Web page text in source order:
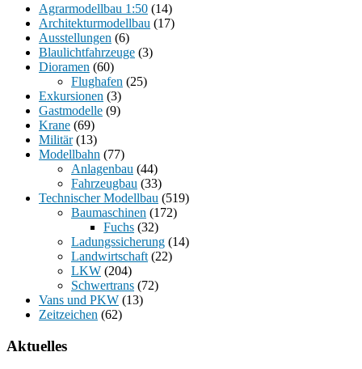
Agrarmodellbau 1:50 (14)
Architekturmodellbau (17)
Ausstellungen (6)
Blaulichtfahrzeuge (3)
Dioramen (60)
Flughafen (25)
Exkursionen (3)
Gastmodelle (9)
Krane (69)
Militär(13)
Modellbahn (77)
Anlagenbau (44)
Fahrzeugbau (33)
Technischer Modellbau (519)
Baumaschinen (172)
Fuchs (32)
Ladungssicherung (14)
Landwirtschaft (22)
LKW (204)
Schwertrans (72)
Vans und PKW (13)
Zeitzeichen (62)
Aktuelles